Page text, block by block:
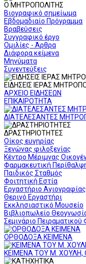
Ο ΜΗΤΡΟΠΟΛΙΤΗΣ
Βιογραφικό σημείωμα
Εβδομαδιαίο Πρόγραμμα
Βραβεύσεις
Συγγραφικό έργο
Ομιλίες - Άρθρα
Διάφορα κείμενα
Μηνύματα
Συνεντεύξεις
ΕΙΔΗΣΕΙΣ ΙΕΡΑΣ
ΑΡΧΕΙΟ ΕΙΔΗΣΕΩΝ
ΕΠΙΚΑΙΡΟΤΗΤΑ
ΔΙΑΤΕΛΕΣΑΝΤΕΣ
ΔΡΑΣΤΗΡΙΟΤΗΤΕΣ
Οίκος ευγηρίας
Ξενώνας φιλοξενίας
Κέντρο Μέριμνας
Φαρμακευτική
Παιδικός Σταθμός
Φοιτητική Εστία
Εργαστήριο Αγιογραφίας
Θερινό Εργαστήρι
Εκκλησιαστικό Μουσείο
Βιβλιοπωλείο
Σεμινάριο
ΟΡΘΟΔΟΞΑ ΚΕΙΜΕΝΑ
ΚΕΙΜΕΝΑ ΤΟΥ Μ.